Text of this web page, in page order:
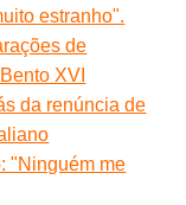
estranho".
de
XVI
da renúncia de
"Ninguém me